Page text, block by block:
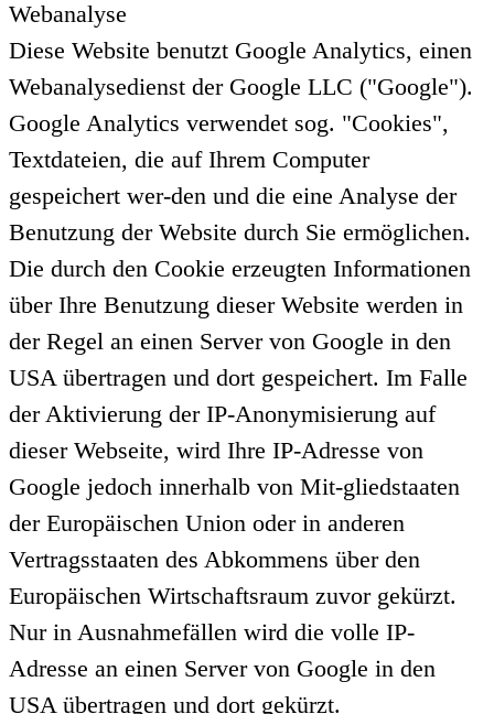
Webanalyse
Diese Website benutzt Google Analytics, einen
Webanalysedienst der Google LLC ("Google").
Google Analytics verwendet sog. "Cookies",
Textdateien, die auf Ihrem Computer
gespeichert wer-den und die eine Analyse der
Benutzung der Website durch Sie ermöglichen.
Die durch den Cookie erzeugten Informationen
über Ihre Benutzung dieser Website werden in
der Regel an einen Server von Google in den
USA übertragen und dort gespeichert. Im Falle
der Aktivierung der IP-Anonymisierung auf
dieser Webseite, wird Ihre IP-Adresse von
Google jedoch innerhalb von Mit-gliedstaaten
der Europäischen Union oder in anderen
Vertragsstaaten des Abkommens über den
Europäischen Wirtschaftsraum zuvor gekürzt.
Nur in Ausnahmefällen wird die volle IP-
Adresse an einen Server von Google in den
USA übertragen und dort gekürzt.